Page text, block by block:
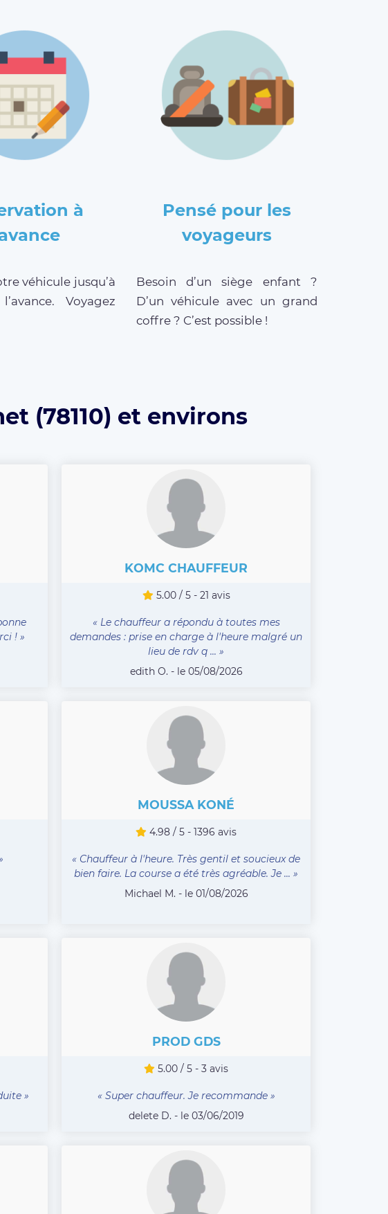
à
véhicule jusqu’à
Voyagez
Pensé pour les
voyageurs
Besoin d’un siège enfant ?
D’un véhicule avec un grand
coffre ? C’est possible !
(78110) et environs
! »
KOMC CHAUFFEUR
5.00 / 5 - 21 avis
« Le chauffeur a répondu à toutes mes
demandes : prise en charge à l'heure malgré un
lieu de rdv q ... »
edith O. - le 05/08/2026
MOUSSA KONÉ
4.98 / 5 - 1396 avis
« Chauffeur à l'heure. Très gentil et soucieux de
bien faire. La course a été très agréable. Je ... »
Michael M. - le 01/08/2026
»
PROD GDS
5.00 / 5 - 3 avis
« Super chauffeur. Je recommande »
delete D. - le 03/06/2019